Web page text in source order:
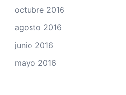
octubre 2016
agosto 2016
junio 2016
mayo 2016